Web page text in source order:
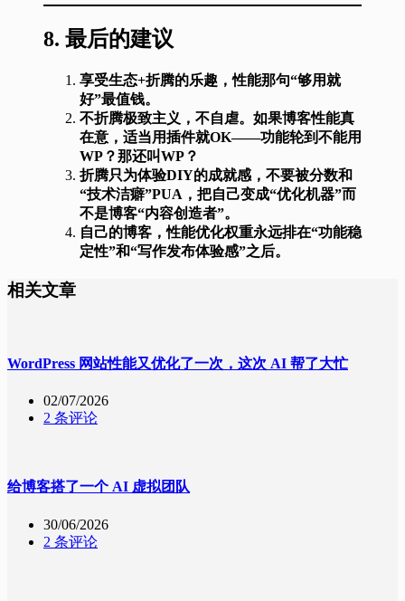
8. 最后的建议
享受生态+折腾的乐趣，性能那句“够用就
好”最值钱。
不折腾极致主义，不自虐。如果博客性能真
在意，适当用插件就OK——功能轮到不能用
WP？那还叫WP？
折腾只为体验DIY的成就感，不要被分数和
“技术洁癖”PUA，把自己变成“优化机器”而
不是博客“内容创造者”。
自己的博客，性能优化权重永远排在“功能稳
定性”和“写作发布体验感”之后。
相关文章
WordPress 网站性能又优化了一次，这次 AI 帮了大忙
02/07/2026
2 条评论
给博客搭了一个 AI 虚拟团队
30/06/2026
2 条评论